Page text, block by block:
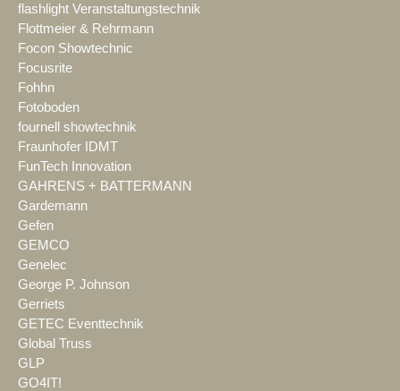
flashlight Veranstaltungstechnik
Flottmeier & Rehrmann
Focon Showtechnic
Focusrite
Fohhn
Fotoboden
fournell showtechnik
Fraunhofer IDMT
FunTech Innovation
GAHRENS + BATTERMANN
Gardemann
Gefen
GEMCO
Genelec
George P. Johnson
Gerriets
GETEC Eventtechnik
Global Truss
GLP
GO4IT!